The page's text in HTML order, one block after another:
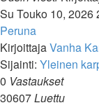
Su Touko 10, 2026
Peruna
KirjoittajaVanha
Sijainti: Yleinen
0 Vastaukset
30607Luettu